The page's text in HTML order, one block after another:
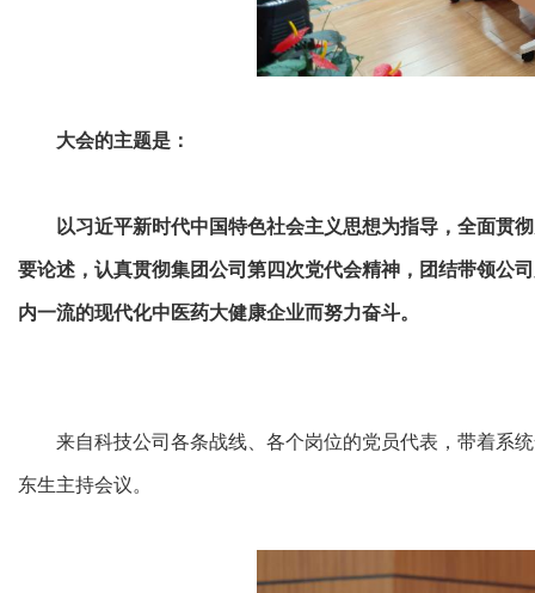
大会的主题是：
以习近平新时代中国特色社会主义思想为指导，全面贯
要论述，认真贯彻集团公司第四次党代会精神，团结带领公
内一流的现代化中医药大健康企业而努力奋斗。
来自科技公司各条战线、各个岗位的党员代表，带着系
东生主持会议。